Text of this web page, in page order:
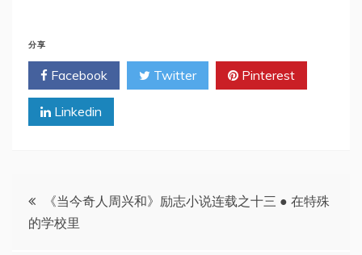
分享
Facebook Twitter Pinterest
Linkedin
文
章
《当今奇人周兴和》励志小说连载之十三 ● 在特殊
的学校里